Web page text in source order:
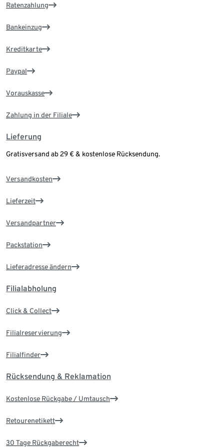
Ratenzahlung
Bankeinzug
Kreditkarte
Paypal
Vorauskasse
Zahlung in der Filiale
Lieferung
Gratisversand ab 29 € & kostenlose Rücksendung.
Versandkosten
Lieferzeit
Versandpartner
Packstation
Lieferadresse ändern
Filialabholung
Click & Collect
Filialreservierung
Filialfinder
Rücksendung & Reklamation
Kostenlose Rückgabe / Umtausch
Retourenetikett
30 Tage Rückgaberecht